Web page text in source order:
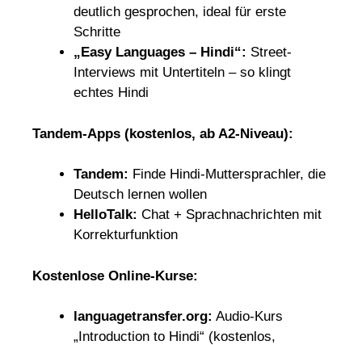
deutlich gesprochen, ideal für erste
Schritte
„Easy Languages – Hindi“: Street-
Interviews mit Untertiteln – so klingt
echtes Hindi
Tandem-Apps (kostenlos, ab A2-Niveau):
Tandem: Finde Hindi-Muttersprachler, die
Deutsch lernen wollen
HelloTalk: Chat + Sprachnachrichten mit
Korrekturfunktion
Kostenlose Online-Kurse:
languagetransfer.org: Audio-Kurs
„Introduction to Hindi“ (kostenlos,